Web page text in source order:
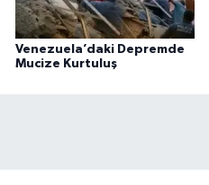
Venezuela’daki Depremde
Mucize Kurtuluş